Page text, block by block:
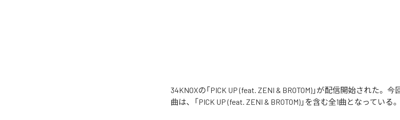
34KNOXの「PICK UP (feat. ZENI & BROTOM)」が配信開始された。
曲は、「PICK UP (feat. ZENI & BROTOM)」を含む全1曲となっている。